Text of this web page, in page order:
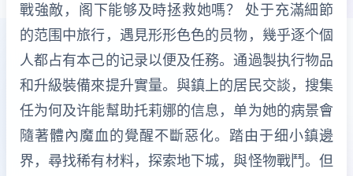
戰強敵，阁下能够及時拯救她嗎？ 处于充滿細節
的范围中旅行，遇見形形色色的员物，幾乎逐个個
人都占有本己的记录以便及任務。通過製执行物品
和升級裝備來提升實量。與鎮上的居民交談，搜集
任为何及许能幫助托莉娜的信息，单为她的病景會
隨著體內魔血的覺醒不斷惡化。踏由于细小鎮邊
界，尋找稀有材料，探索地下城，與怪物戰鬥。但